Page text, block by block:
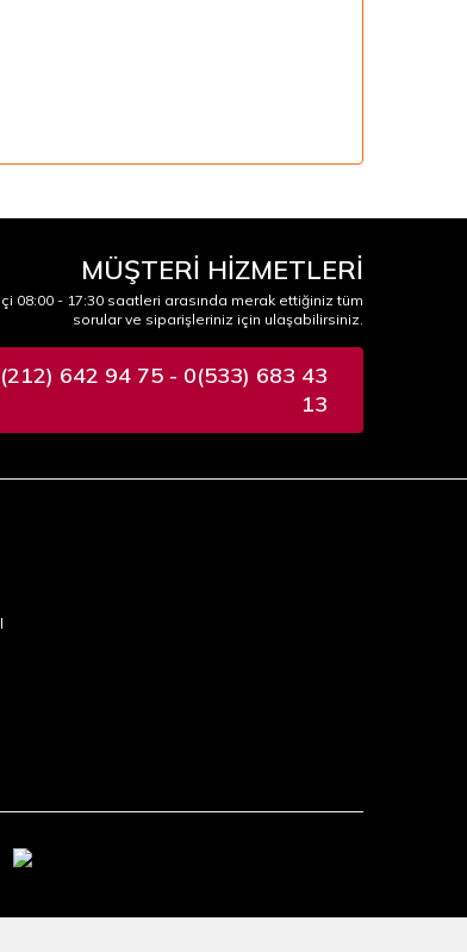
MÜŞTERİ HİZMETLERİ
08:00 - 17:30 saatleri arasında merak ettiğiniz tüm
sorular ve siparişleriniz için ulaşabilirsiniz.
642 94 75 - 0(533) 683 43
13